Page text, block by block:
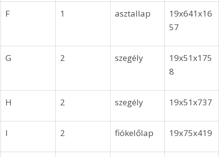
F 1 asztallap
19x641x16
57
G 2 szegély
19x51x175
8
H 2 szegély 19x51x737
I 2 fiókelőlap 19x75x419